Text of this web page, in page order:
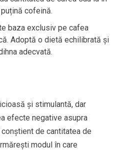
cofeină.
baza exclusiv pe cafea
Adoptă o dietă echilibrată și
adecvată.
și stimulantă, dar
efecte negative asupra
de cantitatea de
modul în care